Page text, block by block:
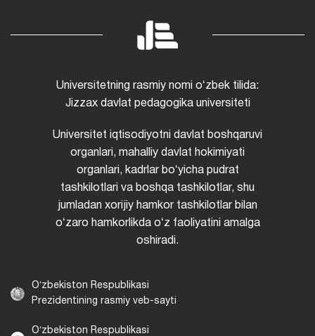
Universitetning rasmiy nomi oʻzbek tilida:
Jizzax davlat pedagogika universiteti
Universitet iqtisodiyotni davlat boshqaruvi
organlari, mahalliy davlat hokimiyati
organlari, kadrlar boʻyicha pudrat
tashkilotlari va boshqa tashkilotlar, shu
jumladan xorijiy hamkor tashkilotlar bilan
oʻzaro hamkorlikda oʻz faoliyatini amalga
oshiradi.
Oʻzbekiston Respublikasi
Prezidentining rasmiy veb-sayti
Oʻzbekiston Respublikasi